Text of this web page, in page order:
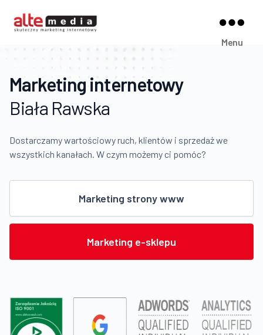
Menu
Marketing internetowy
Biała Rawska
Dostarczamy wartościowy ruch, klientów i sprzedaż we
wszystkich kanałach. W czym możemy ci pomóc?
Marketing strony www
Marketing e-sklepu